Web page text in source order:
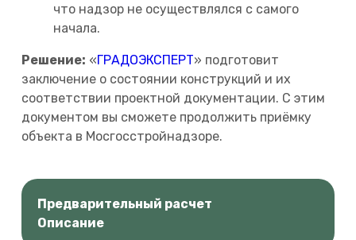
что надзор не осуществлялся с самого
начала.
Решение: «ГРАДОЭКСПЕРТ» подготовит
заключение о состоянии конструкций и их
соответствии проектной документации. С этим
документом вы сможете продолжить приёмку
объекта в Мосгосстройнадзоре.
Предварительный расчет
Описание